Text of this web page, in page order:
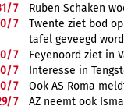
7
Ruben Schaken
7
Twente ziet bod
tafel geveegd
7
Feyenoord ziet in
7
Interesse in
7
Ook AS Roma
7
AZ neemt ook